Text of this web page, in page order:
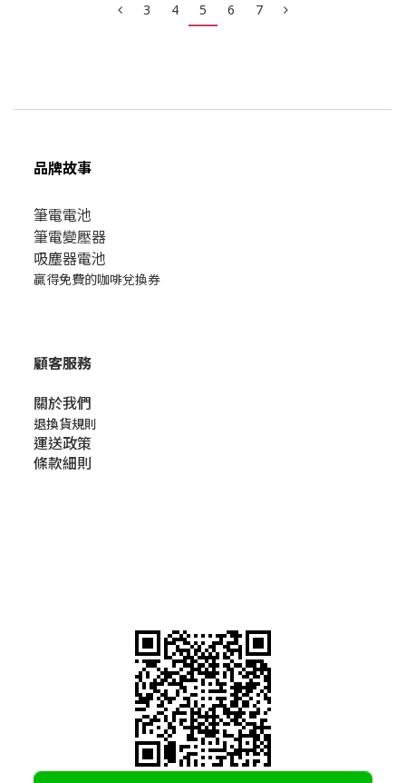
3 4 5 6 7
品牌故事
筆電電池
筆電變壓器
吸塵器電池
贏得免費的咖啡兌換券
顧客服務
關於我們​
退換貨規則
運送政策
條款細則